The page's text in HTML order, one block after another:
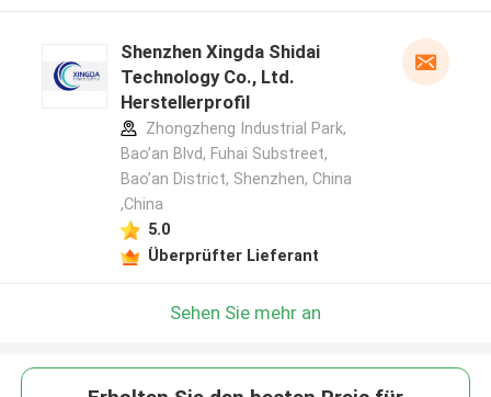
Shenzhen Xingda Shidai
Technology Co., Ltd.
Herstellerprofil
Zhongzheng Industrial Park,
Bao’an Blvd, Fuhai Substreet,
Bao’an District, Shenzhen, China
,China
5.0
Überprüfter Lieferant
Sehen Sie mehr an